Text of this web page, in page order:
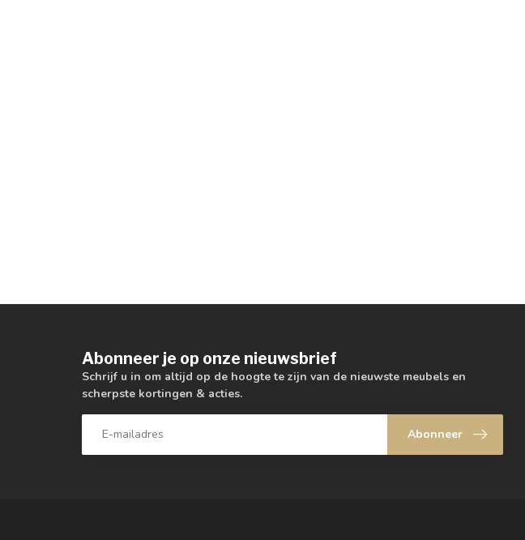
Abonneer je op onze nieuwsbrief
Schrijf u in om altijd op de hoogte te zijn van de nieuwste meubels en
scherpste kortingen & acties.
Abonneer